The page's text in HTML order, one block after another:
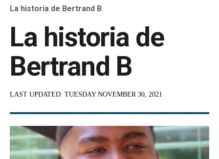
La historia de Bertrand B
La historia de
Bertrand B
LAST UPDATED: TUESDAY NOVEMBER 30, 2021